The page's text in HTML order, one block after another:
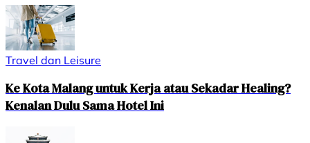
Travel dan Leisure
Ke Kota Malang untuk Kerja atau Sekadar Healing?
Kenalan Dulu Sama Hotel Ini